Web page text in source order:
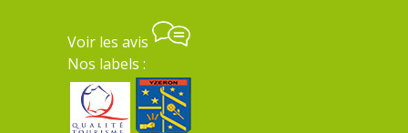
Voir les avis
Nos labels :